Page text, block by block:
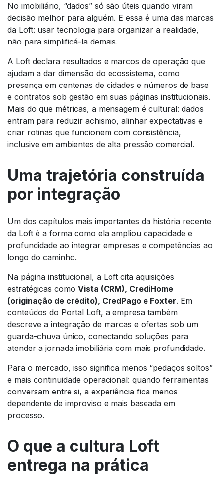
No imobiliário, “dados” só são úteis quando viram
decisão melhor para alguém. E essa é uma das marcas
da Loft: usar tecnologia para organizar a realidade,
não para simplificá-la demais.
A Loft declara resultados e marcos de operação que
ajudam a dar dimensão do ecossistema, como
presença em centenas de cidades e números de base
e contratos sob gestão em suas páginas institucionais.
Mais do que métricas, a mensagem é cultural: dados
entram para reduzir achismo, alinhar expectativas e
criar rotinas que funcionem com consistência,
inclusive em ambientes de alta pressão comercial.
Uma trajetória construída
por integração
Um dos capítulos mais importantes da história recente
da Loft é a forma como ela ampliou capacidade e
profundidade ao integrar empresas e competências ao
longo do caminho.
Na página institucional, a Loft cita aquisições
estratégicas como Vista (CRM), CrediHome
(originação de crédito), CredPago e Foxter. Em
conteúdos do Portal Loft, a empresa também
descreve a integração de marcas e ofertas sob um
guarda-chuva único, conectando soluções para
atender a jornada imobiliária com mais profundidade.
Para o mercado, isso significa menos “pedaços soltos”
e mais continuidade operacional: quando ferramentas
conversam entre si, a experiência fica menos
dependente de improviso e mais baseada em
processo.
O que a cultura Loft
entrega na prática